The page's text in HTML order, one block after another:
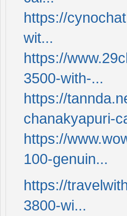
https://
wit...
https://
3500-with-...
https://
chanakyapuri-
https://
100-genuin...
https://
3800-wi...